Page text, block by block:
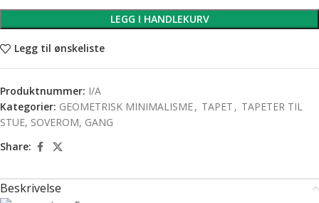
LEGG I HANDLEKURV
Legg til ønskeliste
Produktnummer: I/A
Kategorier: GEOMETRISK MINIMALISME, TAPET , TAPETER TIL
STUE, SOVEROM, GANG
Share:
Beskrivelse